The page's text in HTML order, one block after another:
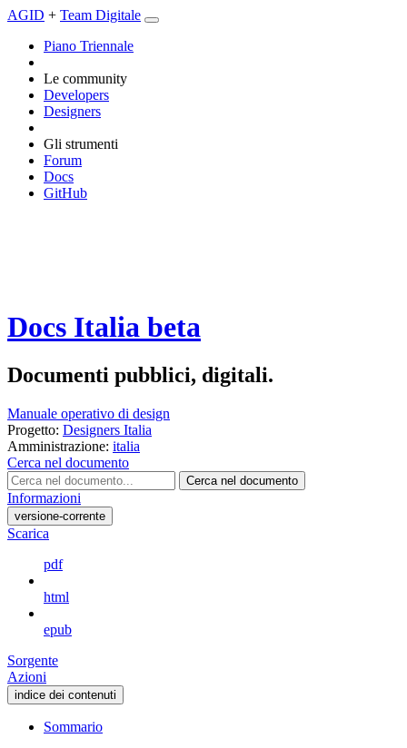
AGID + Team Digitale
Piano Triennale
Le community
Developers
Designers
Gli strumenti
Forum
Docs
GitHub
Docs Italia beta
Documenti pubblici, digitali.
Manuale operativo di design
Progetto: Designers Italia
Amministrazione: italia
Cerca nel documento
Cerca nel documento
Informazioni
versione-corrente
Scarica
pdf
html
epub
Sorgente
Azioni
indice dei contenuti
Sommario